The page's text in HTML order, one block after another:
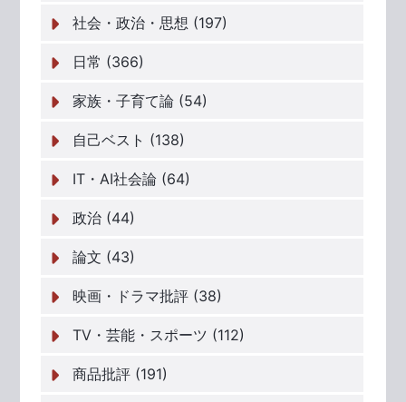
社会・政治・思想 (197)
日常 (366)
家族・子育て論 (54)
自己ベスト (138)
IT・AI社会論 (64)
政治 (44)
論文 (43)
映画・ドラマ批評 (38)
TV・芸能・スポーツ (112)
商品批評 (191)